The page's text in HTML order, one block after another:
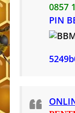
0857
PIN